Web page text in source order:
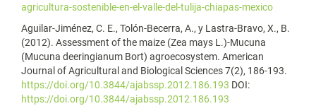
agricultura-sostenible-en-el-valle-del-tulija-chiapas-mexico
Aguilar-Jiménez, C. E., Tolón-Becerra, A., y Lastra-Bravo, X., B.
(2012). Assessment of the maize (Zea mays L.)-Mucuna
(Mucuna deeringianum Bort) agroecosystem. American
Journal of Agricultural and Biological Sciences 7(2), 186-193.
https://doi.org/10.3844/ajabssp.2012.186.193 DOI:
https://doi.org/10.3844/ajabssp.2012.186.193